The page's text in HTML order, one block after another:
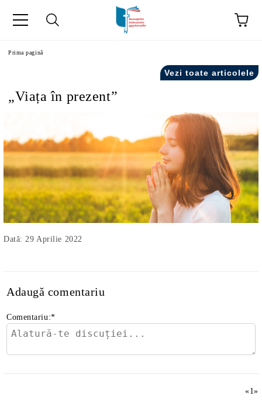
Prima pagină
Vezi toate articolele
„Viața în prezent”
Dată: 29 Aprilie 2022
Adaugă comentariu
Comentariu:*
«1»